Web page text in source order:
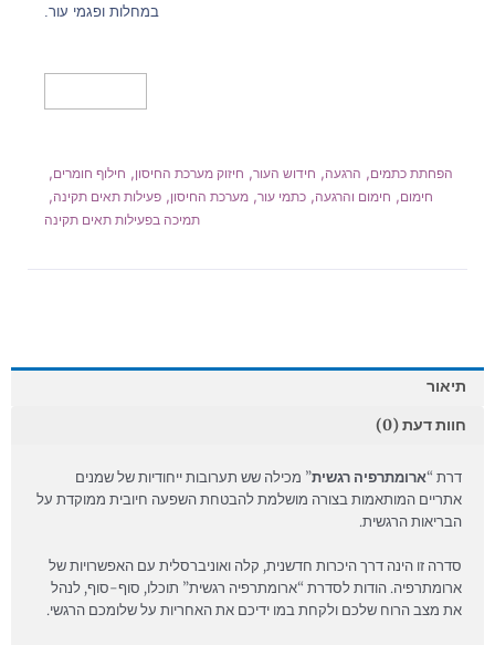
במחלות ופגמי עור.
הפחתת כתמים, הרגעה, חידוש העור, חיזוק מערכת החיסון, חילוף חומרים,
חימום, חימום והרגעה, כתמי עור, מערכת החיסון, פעילות תאים תקינה,
תמיכה בפעילות תאים תקינה
תיאור
חוות דעת (0)
דרת “ארומתרפיה רגשית” מכילה שש תערובות ייחודיות של שמנים
אתריים המותאמות בצורה מושלמת להבטחת השפעה חיובית ממוקדת על
הבריאות הרגשית.
סדרה זו הינה דרך היכרות חדשנית, קלה ואוניברסלית עם האפשרויות של
ארומתרפיה. הודות לסדרת “ארומתרפיה רגשית” תוכלו, סוף-סוף, לנהל
את מצב הרוח שלכם ולקחת במו ידיכם את האחריות על שלומכם הרגשי.